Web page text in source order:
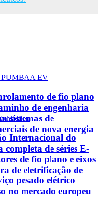
de fio plano
de engenharia
sistemas de
de nova energia
Internacional do
de séries E-
de fio plano e eixos
de eletrificação de
pesado elétrico
no mercado europeu